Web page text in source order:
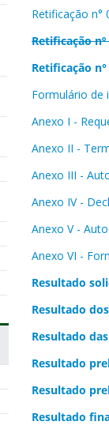
Retificação n°
Retificação nº
Retificação
Formulário de
Anexo I -
Anexo II -
Anexo III -
Anexo IV -
Anexo V -
Anexo VI -
Resultado
Resultado
Resultado
Resultado
Resultado
Resultado